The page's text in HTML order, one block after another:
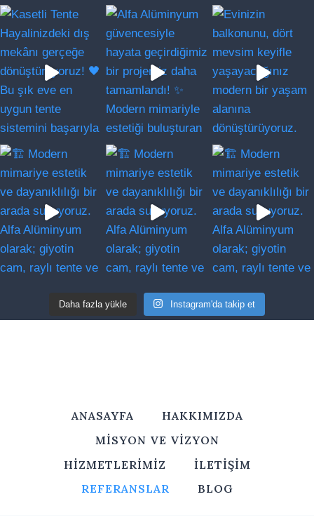
Daha fazla yükle Instagram'da takip et
ANASAYFA
HAKKIMIZDA
MISYON VE VIZYON
HIZMETLERIMIZ
İLETIŞIM
REFERANSLAR
BLOG